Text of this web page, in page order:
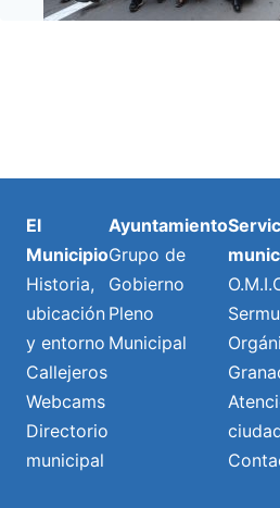
El
Municipio
Historia,
ubicación
y entorno
Callejeros
Webcams
Directorio
municipal
Ayuntamiento
Grupo de
Gobierno
Pleno
Municipal